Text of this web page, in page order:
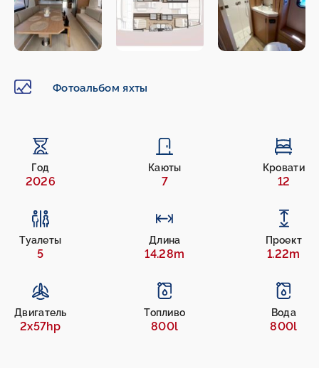
Фотоальбом яхты
Год
2026
Каюты
7
Кровати
12
Туалеты
5
Длина
14.28m
Проект
1.22m
Двигатель
2x57hp
Топливо
800l
Вода
800l